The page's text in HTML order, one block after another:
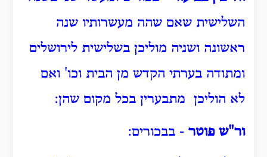
השלישית שאם שהה מעשרותיו שנה
ראשונה ושניה מוליכן בשלישית לירושלים
ומתודה בערתי הקדש מן הבית וכו' ואם
לא הוליכן מתבערין בכל מקום שהן:
ור"ש פוטר - בבכורים: